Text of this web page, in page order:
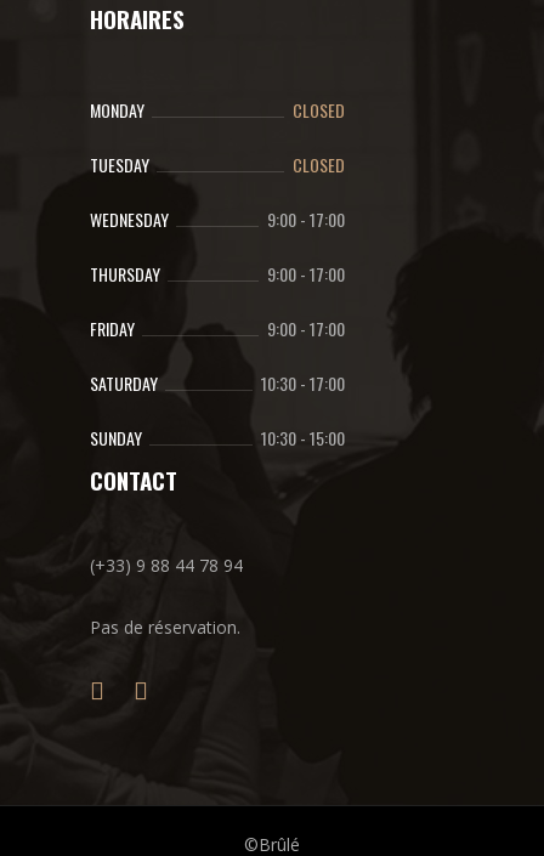
HORAIRES
MONDAY CLOSED
TUESDAY CLOSED
WEDNESDAY 9:00-17:00
THURSDAY 9:00-17:00
FRIDAY 9:00-17:00
SATURDAY 10:30-17:00
SUNDAY 10:30-15:00
CONTACT
(+33) 9 88 44 78 94
Pas de réservation.
©Brûlé